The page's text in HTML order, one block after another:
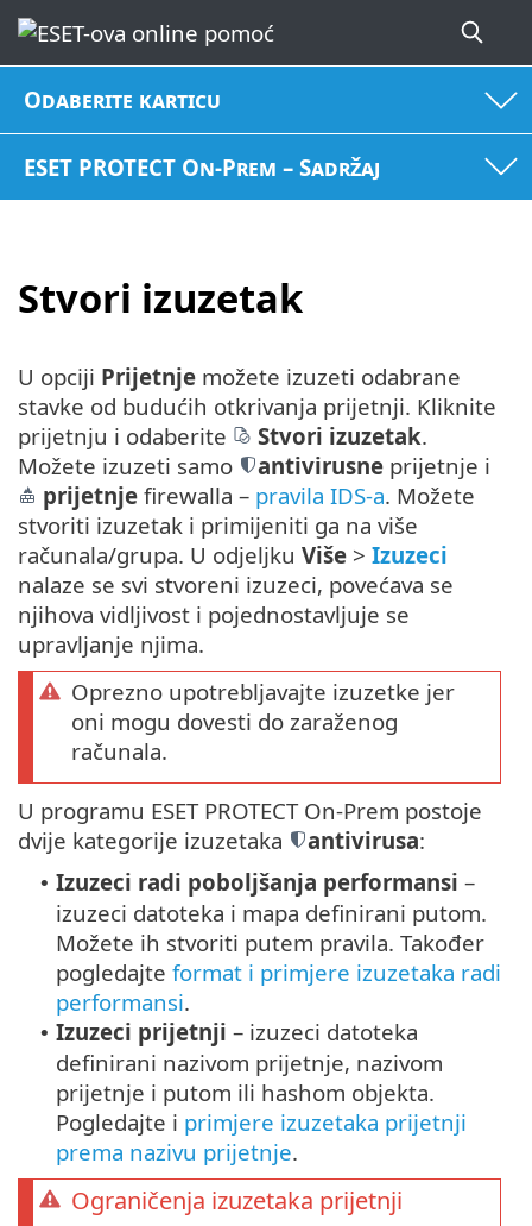
Odaberite karticu
ESET PROTECT On-Prem – Sadržaj
Stvori izuzetak
U opciji Prijetnje možete izuzeti odabrane
stavke od budućih otkrivanja prijetnji. Kliknite
prijetnju i odaberite
Stvori izuzetak.
Možete izuzeti samo
antivirusne prijetnje i
prijetnje firewalla – pravila IDS-a. Možete
stvoriti izuzetak i primijeniti ga na više
računala/grupa. U odjeljku Više > Izuzeci
nalaze se svi stvoreni izuzeci, povećava se
njihova vidljivost i pojednostavljuje se
upravljanje njima.
Oprezno upotrebljavajte izuzetke jer
oni mogu dovesti do zaraženog
računala.
U programu ESET PROTECT On-Prem postoje
dvije kategorije izuzetaka
antivirusa:
• Izuzeci radi poboljšanja performansi –
izuzeci datoteka i mapa definirani putom.
Možete ih stvoriti putem pravila. Također
pogledajte format i primjere izuzetaka radi
performansi.
• Izuzeci prijetnji – izuzeci datoteka
definirani nazivom prijetnje, nazivom
prijetnje i putom ili hashom objekta.
Pogledajte i primjere izuzetaka prijetnji
prema nazivu prijetnje.
Ograničenja izuzetaka prijetnji